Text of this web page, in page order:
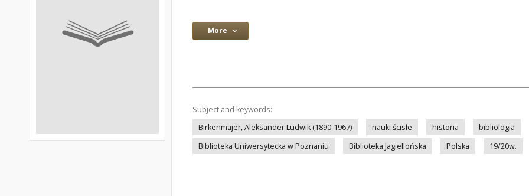
More
Subject and keywords:
Birkenmajer, Aleksander Ludwik (1890-1967)
nauki ścisłe historia bibliologia
Biblioteka Uniwersytecka w Poznaniu
Biblioteka Jagiellońska Polska 19/20w.